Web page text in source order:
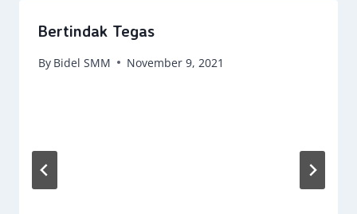
Bertindak Tegas
By Bidel SMM November 9, 2021